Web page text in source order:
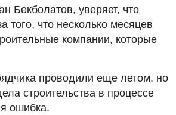
Бекболатов, уверяет, что
того, что несколько месяцев
компании, которые
проводили еще летом, но
строительства в процессе
ошибка.